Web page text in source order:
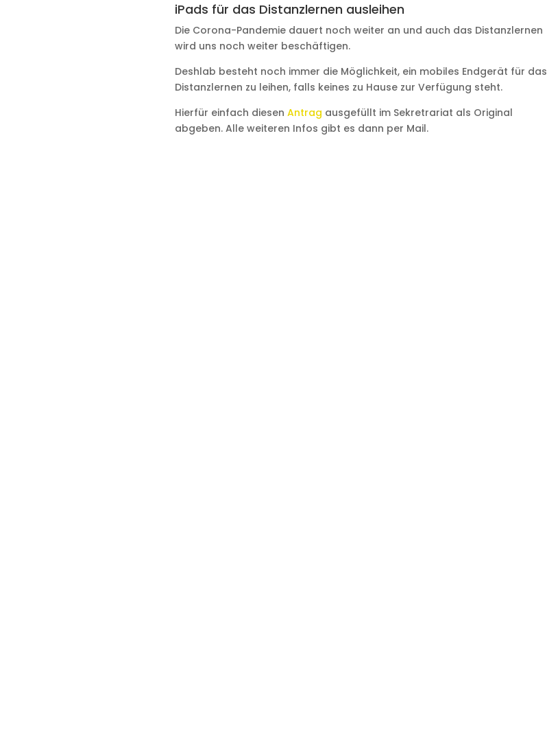
iPads für das Distanzlernen ausleihen
Die Corona-Pandemie dauert noch weiter an und auch das Distanzlernen
wird uns noch weiter beschäftigen.
Deshlab besteht noch immer die Möglichkeit, ein mobiles Endgerät für das
Distanzlernen zu leihen, falls keines zu Hause zur Verfügung steht.
Hierfür einfach diesenAntrag ausgefüllt im Sekretrariat als Original
abgeben. Alle weiteren Infos gibt es dann per Mail.